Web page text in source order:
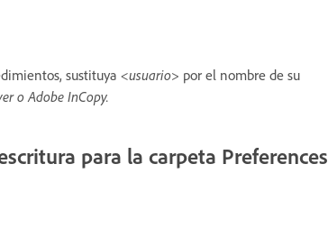
sustituya <usuario> por el nombre de su
o Adobe InCopy.
para la carpeta Preferences